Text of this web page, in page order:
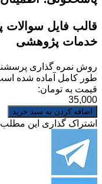
قالب فایل
خدمات پژوهشی
روش نمره گذاری
طور کامل آماده شده
قیمت به تومان:
35,000
اشتراک گذاری این